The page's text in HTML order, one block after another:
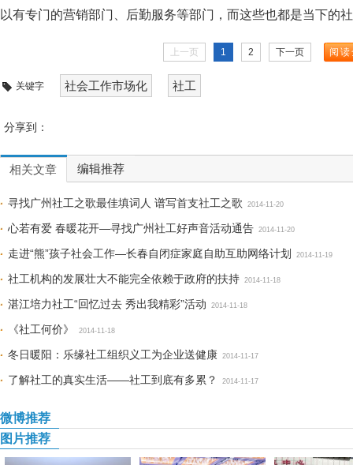
以有专门的营销部门、后勤服务等部门，而这些也都是当下的
上一页 1 2 下一页 阅读
关键字 社会工作市场化 社工
分享到：
相关文章 编辑推荐
寻找广州社工之歌最佳填词人 谱写首支社工之歌 2014-11-20
心若有爱 春暖花开—寻找广州社工好声音活动通告 2014-11-20
走进“熊”孩子社会工作—长春自闭症家庭自助互助网络计划 2014-11-19
社工机构的发展壮大不能完全依赖于政府的扶持 2014-11-18
湛江培力社工“回忆过去 秀出我精彩”活动 2014-11-18
《社工何价》 2014-11-18
冬日暖阳：乐缘社工组织义工为企业送健康 2014-11-17
了解社工的真实生活——社工到底有多累？ 2014-11-17
微博推荐
图片推荐